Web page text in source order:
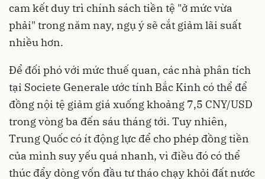
cam kết duy trì chính sách tiền tệ "ở mức vừa
phải" trong năm nay, ngụ ý sẽ cắt giảm lãi suất
nhiều hơn.
Để đối phó với mức thuế quan, các nhà phân tích
tại Societe Generale ước tính Bắc Kinh có thể để
đồng nội tệ giảm giá xuống khoảng 7,5 CNY/USD
trong vòng ba đến sáu tháng tới. Tuy nhiên,
Trung Quốc có ít động lực để cho phép đồng tiền
của mình suy yếu quá nhanh, vì điều đó có thể
thúc đẩy dòng vốn đầu tư tháo chạy khỏi đất nước